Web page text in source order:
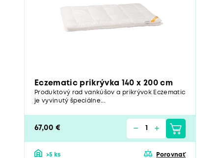
Eczematic prikrývka 140 x 200 cm
Produktový rad vankúšov a prikrývok Eczematic
je vyvinutý špeciálne...
67,00 €
>5 ks Porovnať